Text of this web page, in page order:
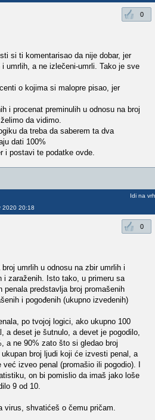
0
si ti komentarisao da nije dobar, jer
umrlih, a ne izlečeni-umrli. Tako je sve
o kojima si malopre pisao, jer
i procenat preminulih u odnosu na broj
da vidimo.
da treba da saberem ta dva
dati 100%
i postavi te podatke ovde.
2020 20:18
Idi na vrh
0
umrlih u odnosu na zbir umrlih i
i zaraženih. Isto tako, u primeru sa
penala predstavlja broj promašenih
i pogođenih (ukupno izvedenih)
po tvojoj logici, ako ukupno 100
a deset je šutnulo, a devet je pogodilo,
a ne 90% zato što si gledao broj
broj ljudi koji će izvesti penal, a
izveo penal (promašio ili pogodio). I
on bi pomislio da imaš jako loše
9 od 10.
virus, shvatićeš o čemu pričam.